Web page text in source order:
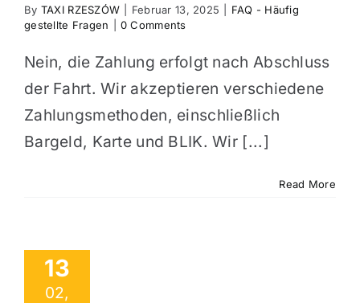
By TAXI RZESZÓW Februar 13, 2025
FAQ - Häufig
gestellte Fragen
0 Comments
Nein, die Zahlung erfolgt nach Abschluss
der Fahrt. Wir akzeptieren verschiedene
Zahlungsmethoden, einschließlich
Bargeld, Karte und BLIK. Wir [...]
Read More
13
02,